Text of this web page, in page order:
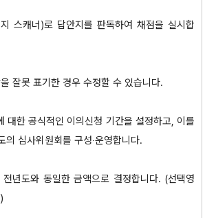
스캐너)로 답안지를 판독하여 채점을 실시합
잘못 표기한 경우 수정할 수 있습니다.
대한 공식적인 이의신청 기간을 설정하고, 이를
의 심사위원회를 구성‧운영합니다.
년도와 동일한 금액으로 결정합니다. (선택영